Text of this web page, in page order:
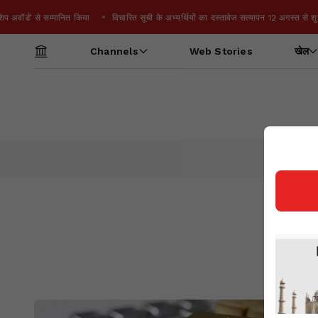
से सम्मानित किया विचारित सूची के अभ्यर्थियों का दस्तावेज सत्यापन 12 अगस्त से शुरू
Channels Web Stories खेल